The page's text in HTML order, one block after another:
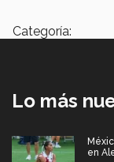
Categoría:
Lo más
en